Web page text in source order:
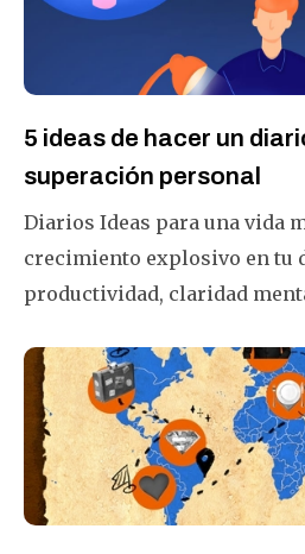
aprendido de los mejores.
5 ideas de hacer un
superación personal
Diarios Ideas para una vida
crecimiento explosivo en tu
productividad, claridad